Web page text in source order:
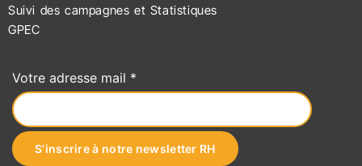
Suivi des campagnes et Statistiques
GPEC
Votre adresse mail *